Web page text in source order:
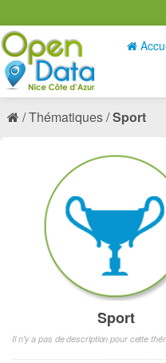
Thématiques Sport
Sport
Il n'y a pas de description pour cette